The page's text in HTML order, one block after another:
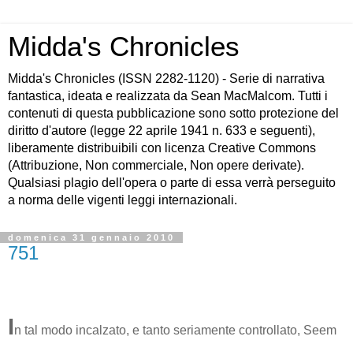
Midda's Chronicles
Midda's Chronicles (ISSN 2282-1120) - Serie di narrativa
fantastica, ideata e realizzata da Sean MacMalcom. Tutti i
contenuti di questa pubblicazione sono sotto protezione del
diritto d'autore (legge 22 aprile 1941 n. 633 e seguenti),
liberamente distribuibili con licenza Creative Commons
(Attribuzione, Non commerciale, Non opere derivate).
Qualsiasi plagio dell'opera o parte di essa verrà perseguito
a norma delle vigenti leggi internazionali.
domenica 31 gennaio 2010
751
In tal modo incalzato, e tanto seriamente controllato, Seem